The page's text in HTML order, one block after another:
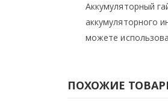
Аккумуляторный
аккумуляторного
можете
ПОХОЖИЕ